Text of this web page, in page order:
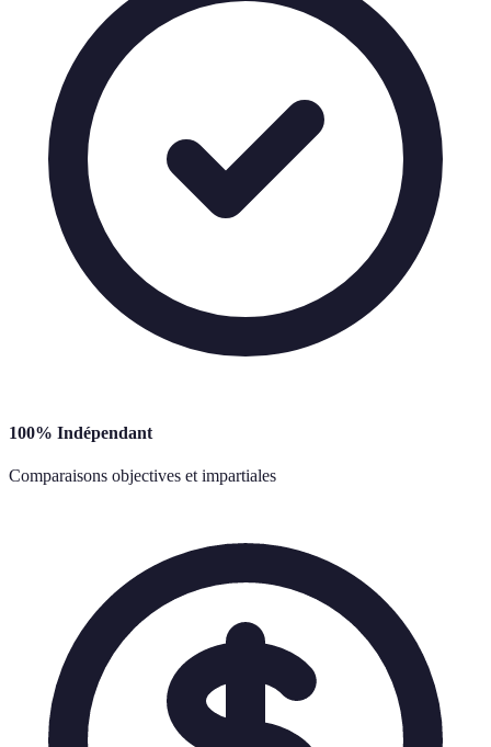
100% Indépendant
Comparaisons objectives et impartiales